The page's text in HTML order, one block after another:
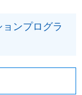
ンプログラ